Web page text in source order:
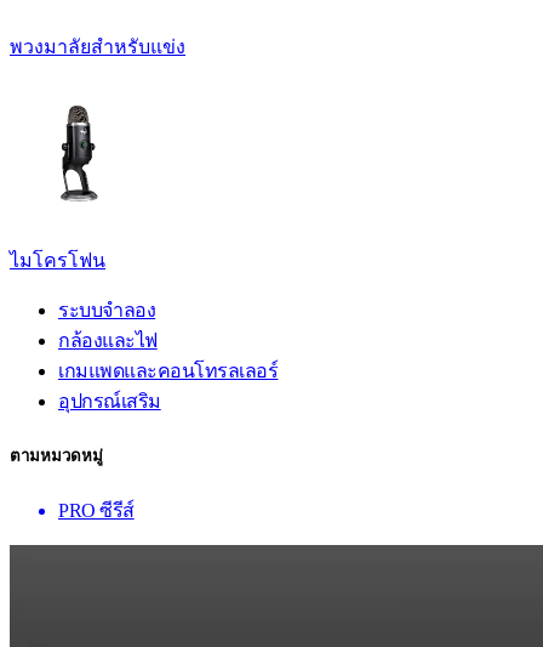
พวงมาลัยสำหรับแข่ง
ไมโครโฟน
ระบบจำลอง
กล้องและไฟ
เกมแพดและคอนโทรลเลอร์
อุปกรณ์เสริม
ตามหมวดหมู่
PRO ซีรีส์